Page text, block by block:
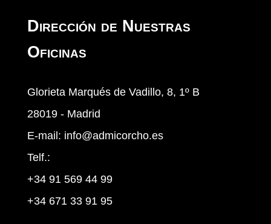
Dirección de Nuestras
Oficinas
Glorieta Marqués de Vadillo, 8, 1º B
28019 - Madrid
E-mail: info@admicorcho.es
Telf.:
+34 91 569 44 99
+34 671 33 91 95